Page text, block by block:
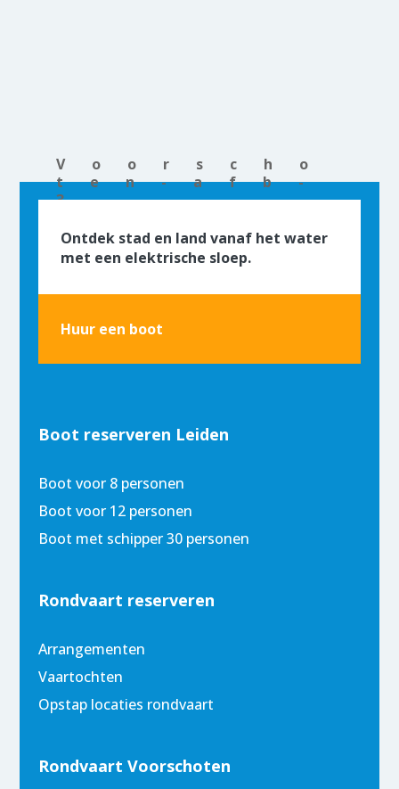
Voorscho
ten-afb-
3
2020
Read
Ontdek stad en land vanaf het water
met een elektrische sloep.
Huur een boot
Boot reserveren Leiden
Boot voor 8 personen
Boot voor 12 personen
Boot met schipper 30 personen
Rondvaart reserveren
Arrangementen
Vaartochten
Opstap locaties rondvaart
Rondvaart Voorschoten